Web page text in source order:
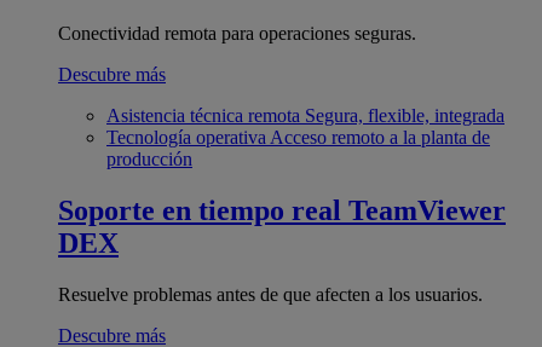
Conectividad remota para operaciones seguras.
Descubre más
Asistencia técnica remota Segura, flexible, integrada
Tecnología operativa Acceso remoto a la planta de
producción
Soporte en tiempo real TeamViewer
DEX
Resuelve problemas antes de que afecten a los usuarios.
Descubre más